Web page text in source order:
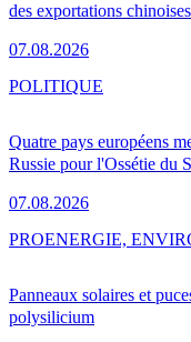
des exportations chinoises
07.08.2026
Quatre pays européens
Russie pour l'Ossétie du
07.08.2026
POLITIQUE
Panneaux solaires et
polysilicium
PROENERGIE,